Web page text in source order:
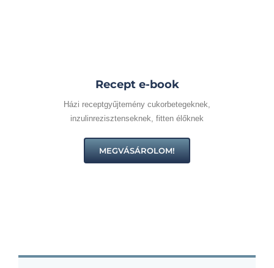
Recept e-book
Házi receptgyűjtemény cukorbetegeknek,
inzulinrezisztenseknek, fitten élőknek
MEGVÁSÁROLOM!